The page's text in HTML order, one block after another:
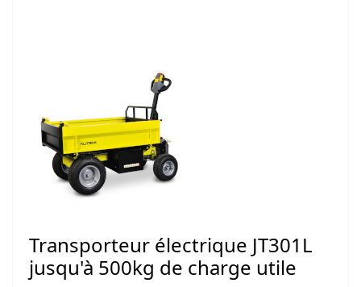
Transporteur électrique JT301L
jusqu'à 500kg de charge utile